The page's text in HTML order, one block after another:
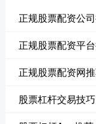
正规股票配资公
正规股票配资平
正规股票配资网
股票杠杆交易技